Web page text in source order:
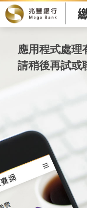
應用程式處理
請稍後再試或